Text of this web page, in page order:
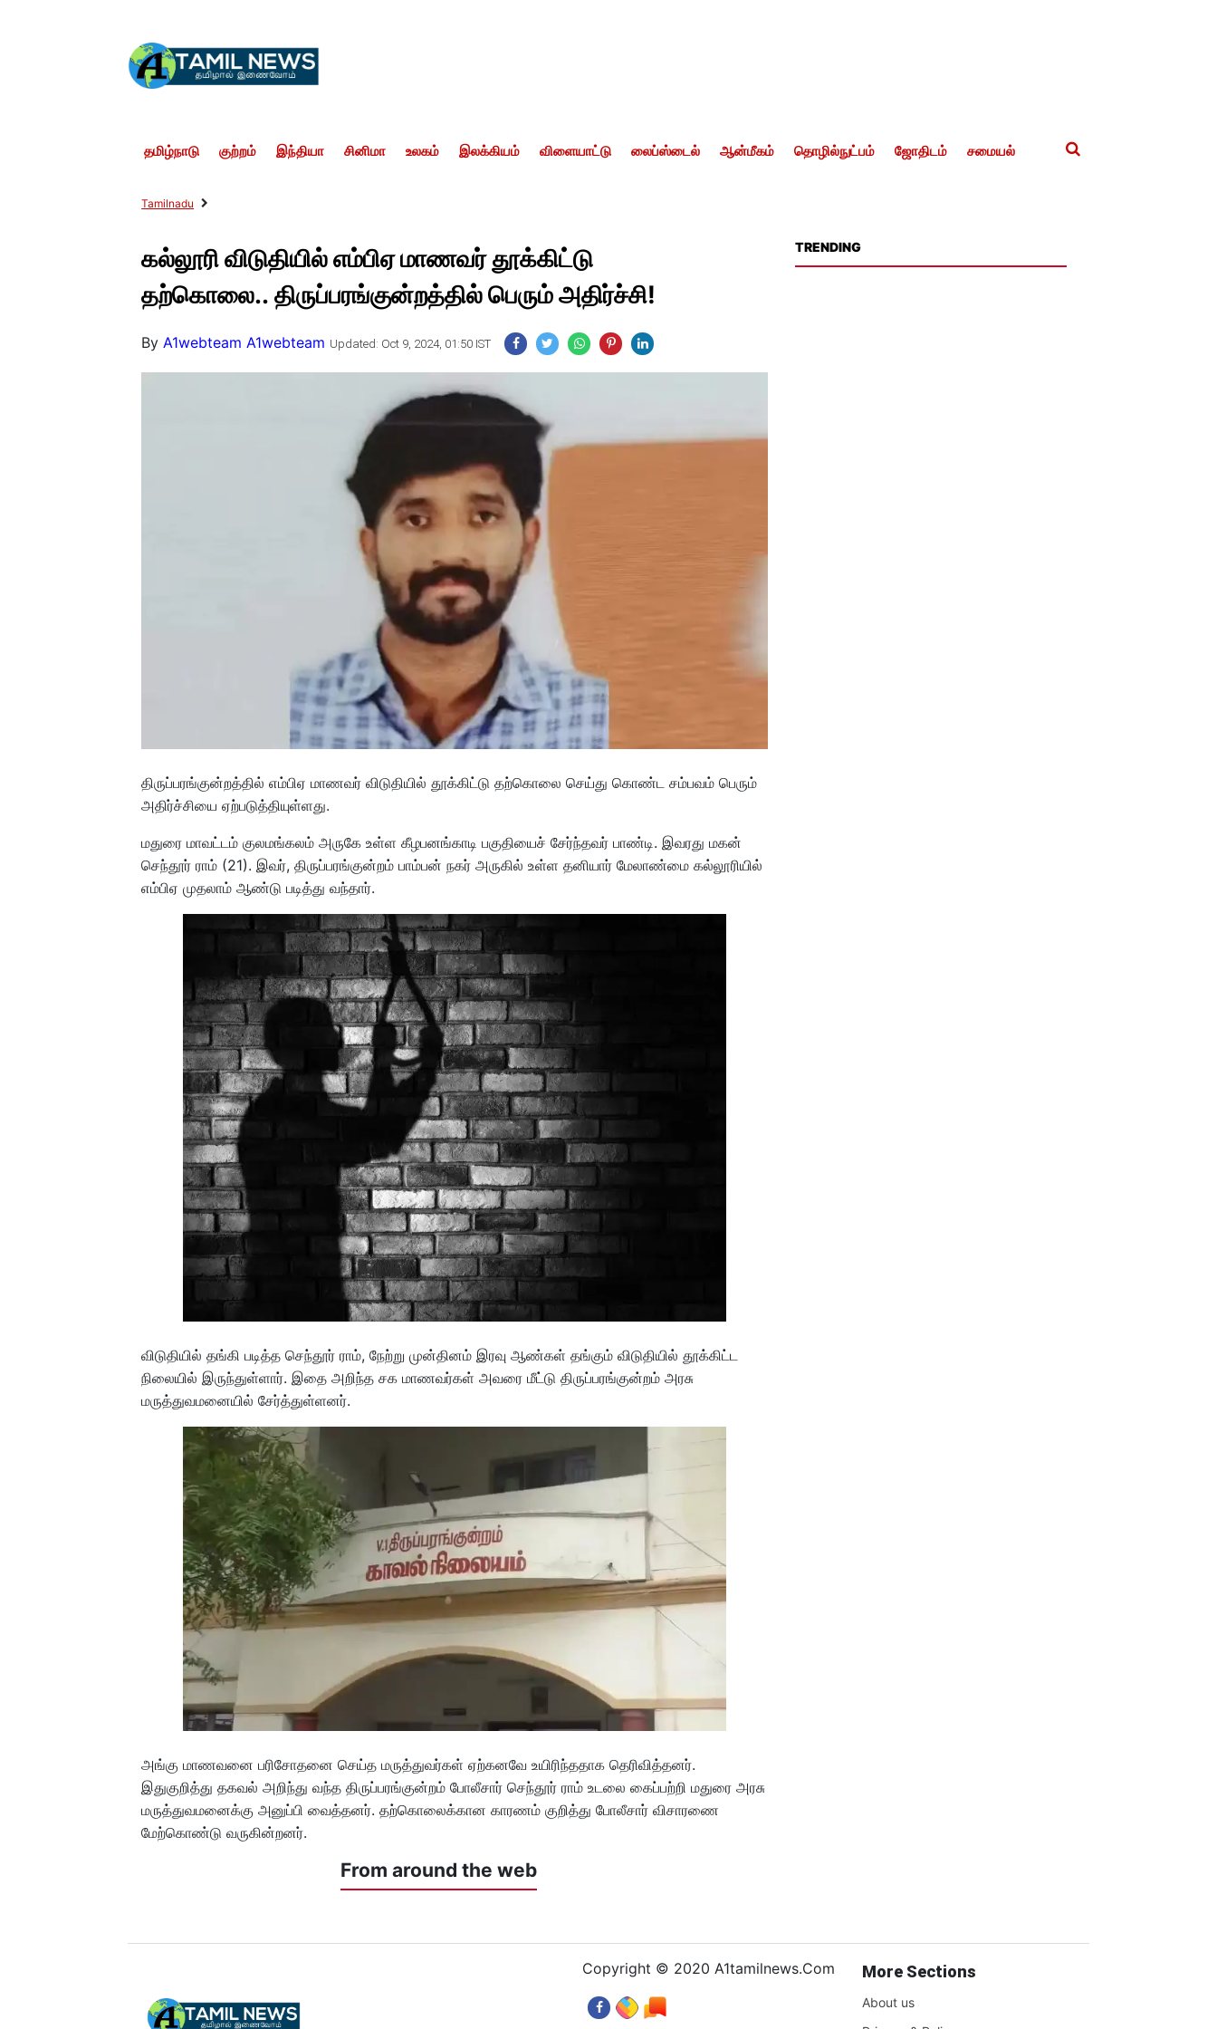
தமிழ்நாடு குற்றம் இந்தியா சினிமா உலகம் இலக்கியம் விளையாட்டு லைப்ஸ்டைல் ஆன்மீகம் தொழில்நுட்பம் ஜோதிடம் சமையல்
Tamilnadu
கல்லூரி விடுதியில் எம்பிஏ மாணவர் தூக்கிட்டு
தற்கொலை.. திருப்பரங்குன்றத்தில் பெரும் அதிர்ச்சி!
ByA1webteam A1webteam Updated: Oct 9, 2024, 01:50 IST
திருப்பரங்குன்றத்தில் எம்பிஏ மாணவர் விடுதியில் தூக்கிட்டு தற்கொலை செய்து கொண்ட சம்பவம் பெரும்
அதிர்ச்சியை ஏற்படுத்தியுள்ளது.
மதுரை மாவட்டம் குலமங்கலம் அருகே உள்ள கீழபனங்காடி பகுதியைச் சேர்ந்தவர் பாண்டி. இவரது மகன்
செந்தூர் ராம் (21). இவர், திருப்பரங்குன்றம் பாம்பன் நகர் அருகில் உள்ள தனியார் மேலாண்மை கல்லூரியில்
எம்பிஏ முதலாம் ஆண்டு படித்து வந்தார்.
விடுதியில் தங்கி படித்த செந்தூர் ராம், நேற்று முன்தினம் இரவு ஆண்கள் தங்கும் விடுதியில் தூக்கிட்ட
நிலையில் இருந்துள்ளார். இதை அறிந்த சக மாணவர்கள் அவரை மீட்டு திருப்பரங்குன்றம் அரசு
மருத்துவமனையில் சேர்த்துள்ளனர்.
அங்கு மாணவனை பரிசோதனை செய்த மருத்துவர்கள் ஏற்கனவே உயிரிந்ததாக தெரிவித்தனர்.
இதுகுறித்து தகவல் அறிந்து வந்த திருப்பரங்குன்றம் போலீசார் செந்தூர் ராம் உடலை கைப்பற்றி மதுரை அரசு
மருத்துவமனைக்கு அனுப்பி வைத்தனர். தற்கொலைக்கான காரணம் குறித்து போலீசார் விசாரணை
மேற்கொண்டு வருகின்றனர்.
From around the web
TRENDING
Copyright © 2020 A1tamilnews.Com More Sections
About us